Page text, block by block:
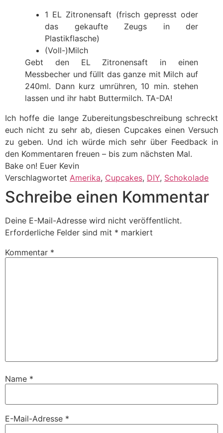
1 EL Zitronensaft (frisch gepresst oder
das gekaufte Zeugs in der
Plastikflasche)
(Voll-)Milch
Gebt den EL Zitronensaft in einen
Messbecher und füllt das ganze mit Milch auf
240ml. Dann kurz umrühren, 10 min. stehen
lassen und ihr habt Buttermilch. TA-DA!
Ich hoffe die lange Zubereitungsbeschreibung schreckt
euch nicht zu sehr ab, diesen Cupcakes einen Versuch
zu geben. Und ich würde mich sehr über Feedback in
den Kommentaren freuen – bis zum nächsten Mal.
Bake on! Euer Kevin
Verschlagwortet Amerika, Cupcakes, DIY, Schokolade
Schreibe einen Kommentar
Deine E-Mail-Adresse wird nicht veröffentlicht.
Erforderliche Felder sind mit * markiert
Kommentar *
Name *
E-Mail-Adresse *